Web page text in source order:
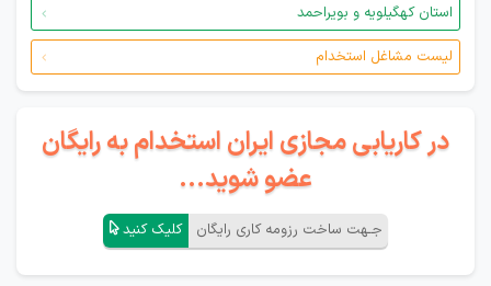
استان کهگیلویه و بویراحمد
لیست مشاغل استخدام
در کاریابی مجازی ایران استخدام به رایگان
عضو شوید...
جـهت ساخت رزومه کاری رایگان کلیک کنید